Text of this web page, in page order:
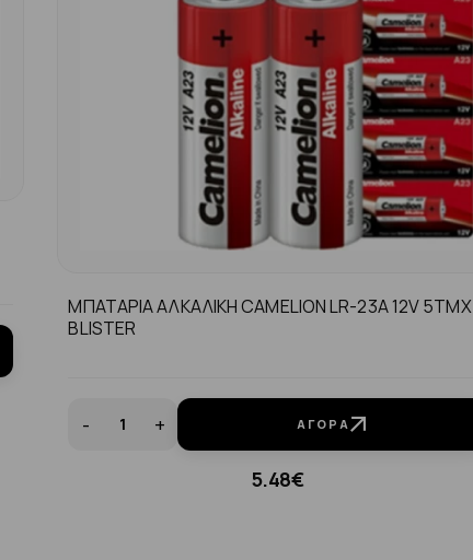
ΜΠΑΤΑΡΙΑ ΑΛΚΑΛΙΚΗ CAMELION LR-23Α 12V 5TMX
BLISTER
- + ΑΓΟΡΆ
5.48€